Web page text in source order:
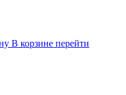
В корзине перейти